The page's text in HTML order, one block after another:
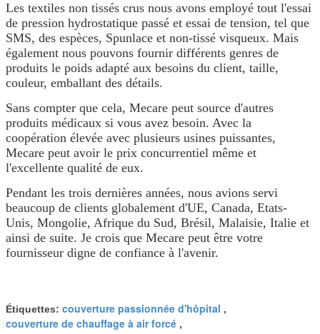
Les textiles non tissés crus nous avons employé tout l'essai
de pression hydrostatique passé et essai de tension, tel que
SMS, des espèces, Spunlace et non-tissé visqueux. Mais
également nous pouvons fournir différents genres de
produits le poids adapté aux besoins du client, taille,
couleur, emballant des détails.
Sans compter que cela, Mecare peut source d'autres
produits médicaux si vous avez besoin. Avec la
coopération élevée avec plusieurs usines puissantes,
Mecare peut avoir le prix concurrentiel même et
l'excellente qualité de eux.
Pendant les trois dernières années, nous avions servi
beaucoup de clients globalement d'UE, Canada, Etats-
Unis, Mongolie, Afrique du Sud, Brésil, Malaisie, Italie et
ainsi de suite. Je crois que Mecare peut être votre
fournisseur digne de confiance à l'avenir.
Étiquettes: couverture passionnée d'hôpital ,
couverture de chauffage à air forcé ,